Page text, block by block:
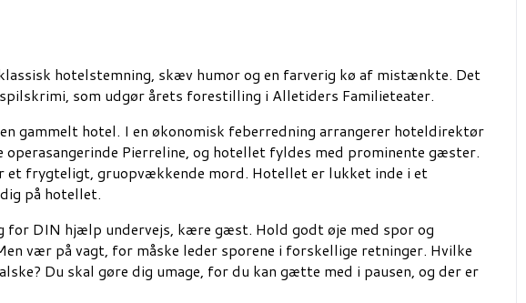
hotelstemning, skæv humor og en farverig kø af mistænkte. Det
som udgør årets forestilling i Alletiders Familieteater.
gammelt hotel. I en økonomisk feberredning arrangerer hoteldirektør
operasangerinde Pierreline, og hotellet fyldes med prominente gæster.
et frygteligt, gruopvækkende mord. Hotellet er lukket inde i et
på hotellet.
for DIN hjælp undervejs, kære gæst. Hold godt øje med spor og
vær på vagt, for måske leder sporene i forskellige retninger. Hvilke
Du skal gøre dig umage, for du kan gætte med i pausen, og der er